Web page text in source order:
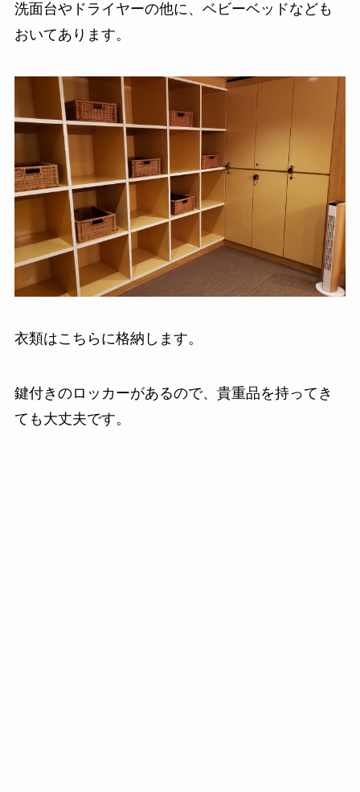
洗面台やドライヤーの他に、ベビーベッドなども
おいてあります。
衣類はこちらに格納します。
鍵付きのロッカーがあるので、貴重品を持ってき
ても大丈夫です。